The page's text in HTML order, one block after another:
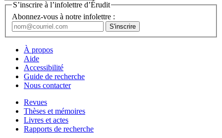
S’inscrire à l’infolettre d’Érudit
Abonnez-vous à notre infolettre :
À propos
Aide
Accessibilité
Guide de recherche
Nous contacter
Revues
Thèses et mémoires
Livres et actes
Rapports de recherche